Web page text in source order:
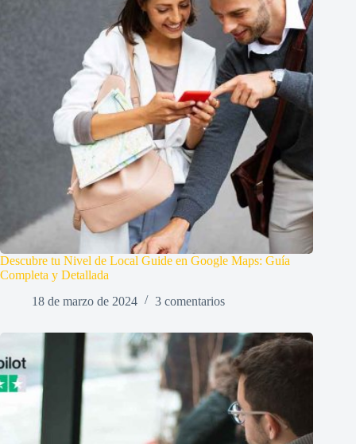
Descubre tu Nivel de Local Guide en Google Maps: Guía
Completa y Detallada
18 de marzo de 2024
3 comentarios